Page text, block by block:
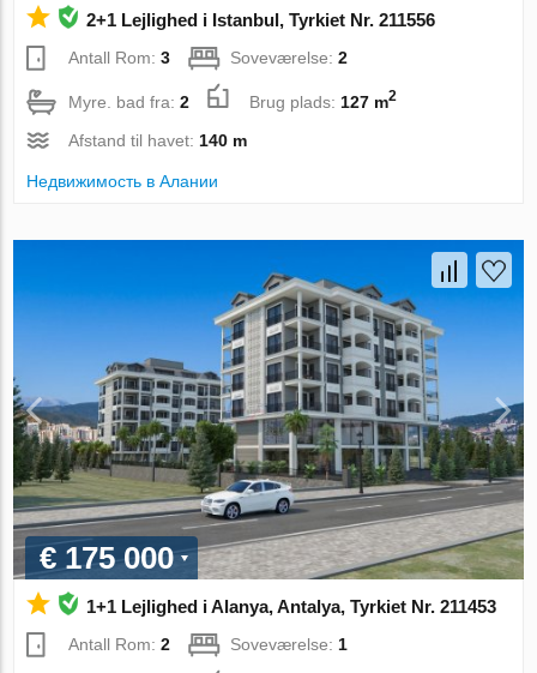
2+1 Lejlighed i Istanbul, Tyrkiet Nr. 211556
Antall Rom:3 Soveværelse:2
Myre. bad fra:2 Brug plads: 127 m2
Afstand til havet: 140 m
Недвижимость в Алании
€ 175 000
1+1 Lejlighed i Alanya, Antalya, Tyrkiet Nr. 211453
Antall Rom:2 Soveværelse:1